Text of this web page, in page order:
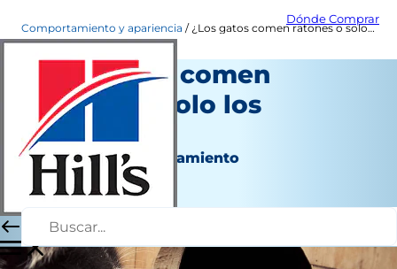
Dónde Comprar
Comportamiento y apariencia ¿Los gatos comen ratones o solo los matan?
¿Los gatos comen
ratones o solo los
matan?
Aspecto y comportamiento
Christine O'Brien
|
Noviembre 12, 2019